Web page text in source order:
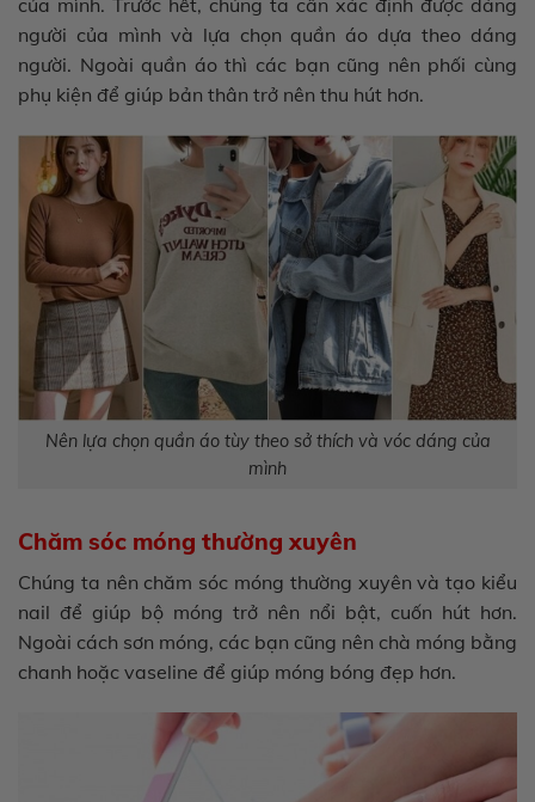
của mình. Trước hết, chúng ta cần xác định được dáng
người của mình và lựa chọn quần áo dựa theo dáng
người. Ngoài quần áo thì các bạn cũng nên phối cùng
phụ kiện để giúp bản thân trở nên thu hút hơn.
Nên lựa chọn quần áo tùy theo sở thích và vóc dáng của
mình
Chăm sóc móng thường xuyên
Chúng ta nên chăm sóc móng thường xuyên và tạo kiểu
nail để giúp bộ móng trở nên nổi bật, cuốn hút hơn.
Ngoài cách sơn móng, các bạn cũng nên chà móng bằng
chanh hoặc vaseline để giúp móng bóng đẹp hơn.